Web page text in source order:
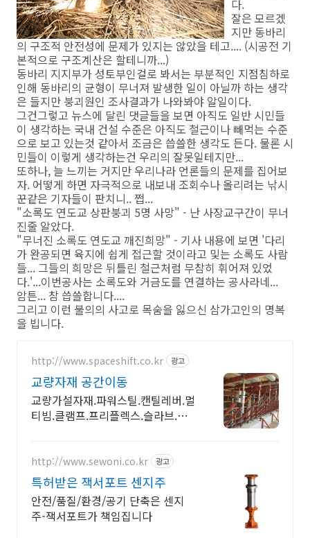
다.
잘은 모르겠
지만 동바리
의 구조적 안전성에 문제가 있지는 않았을 테고.... (시공전 기
본적으로 구조계산은 할테니까...)
동바리 지지부가 성토부인걸로 봐서는 부분적인 지점침하로
인해 동바리의 균형이 무너져 발생한 일이 아닐까 하는 생각
은 들지만 붕괴원인 조사결과가 나와봐야 알일이다.
그건그렇고 뉴스에 달린 댓글들을 보면 아직도 일반 시민들
이 생각하는 국내 건설 수준은 아직도 철근이나 빼먹는 수준
으로 보고 있는것 같아서 조금은 씁쓸한 생각도 든다. 물론 시
민들이 이렇게 생각하는건 우리의 잘못일테지만...
또하나, 늘 느끼는 거지만 우리나라 언론들의 문제를 집어보
자. 어떻게 하면 자극적으로 내보내 조회수나 올리려는 낚시
꾼같은 기자들이 판치니.. 쩝...
"소록도 연도교 상판붕괴 5명 사망" - 난 사장교구간이 무너
진줄 알았다.
"무너진 소록도 연도교 깨진희망" - 기사 내용에 보면 '다리
가 완공되면 육지에 쉽게 접근할 것이라고 및는 소록도 사람
들... 그들의 희망은 뒤틀린 철근처럼 무참히 휘어져 있었
다.'...이번공사는 소록도와 거금도를 연결하는 공사라네...
암튼... 참 씁쓸합니다....
그리고 이런 불의의 사고로 목숨을 잃으신 삼가고인의 명복
을 빕니다.
http://www.spaceshift.co.kr 광고
교량자재 공간이동
교량가설자재.파워스틸.캔틸레버.멀
티빔.클램프.프리플렉스.슬라브.교
http://www.sewoni.co.kr 광고
특허받은 잭서포트 센지주
안전/품질/환경/공기 단축은 센지
주-잭서포트가 책임집니다